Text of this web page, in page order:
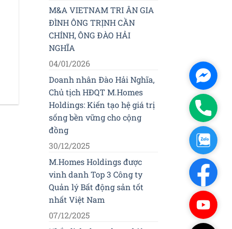
M&A VIETNAM TRI ÂN GIA
ĐÌNH ÔNG TRỊNH CẦN
CHÍNH, ÔNG ĐÀO HẢI
NGHĨA
04/01/2026
Doanh nhân Đào Hải Nghĩa,
Chủ tịch HĐQT M.Homes
Holdings: Kiến tạo hệ giá trị
sống bền vững cho cộng
đồng
30/12/2025
M.Homes Holdings được
vinh danh Top 3 Công ty
Quản lý Bất động sản tốt
nhất Việt Nam
07/12/2025
Phone
Zalo